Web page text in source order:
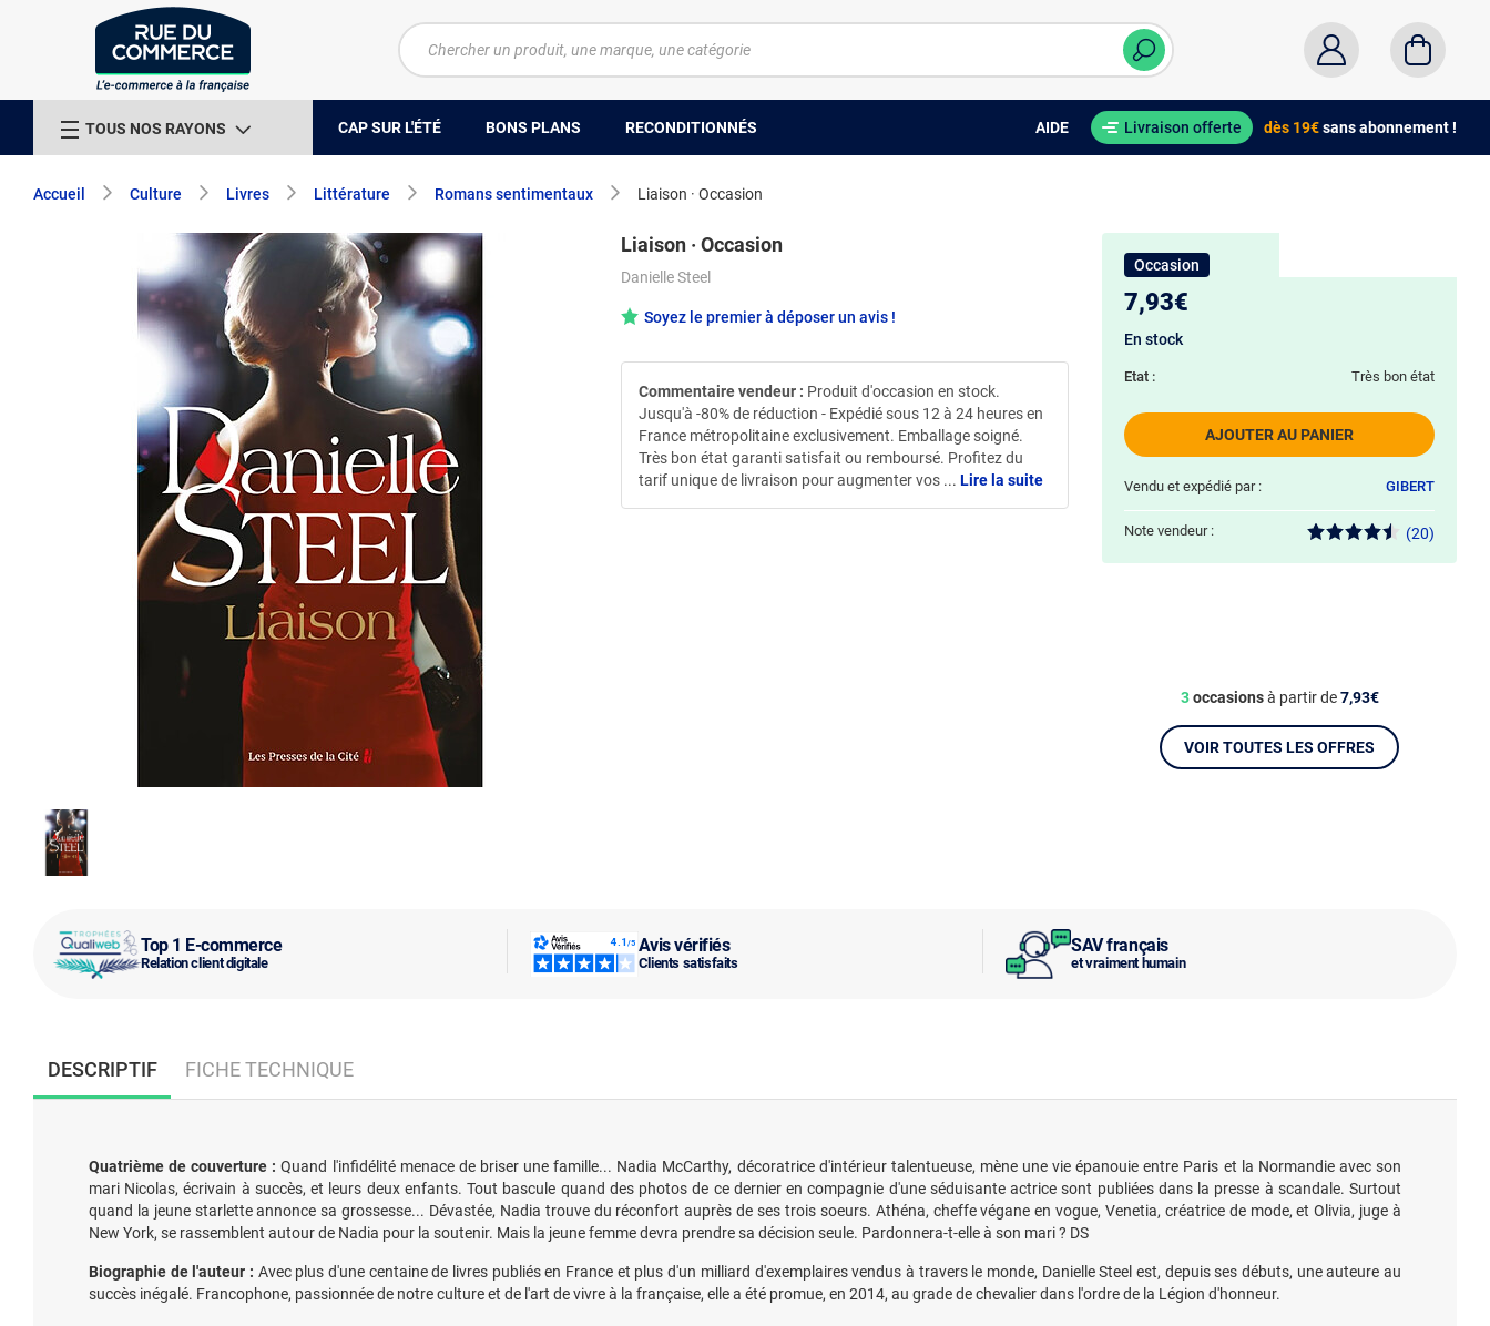
TOUS NOS RAYONS CAP SUR L'ÉTÉ BONS PLANS RECONDITIONNÉS AIDE Livraison offerte dès 19€sans abonnement !
Accueil Culture Livres Littérature Romans sentimentaux Liaison · Occasion
Top 1 E-commerce
Relation client digitale
Avis vérifiés
Clients satisfaits
SAV français
et vraiment humain
Liaison · Occasion
Danielle Steel
Soyez le premier à déposer un avis !
Commentaire vendeur : Produit d'occasion en stock.
Jusqu'à -80% de réduction - Expédié sous 12 à 24 heures en
France métropolitaine exclusivement. Emballage soigné.
Très bon état garanti satisfait ou remboursé. Profitez du
tarif unique de livraison pour augmenter vos ... Lire la suite
Occasion
7,93€
AJOUTER AU PANIER
En stock
Etat : Très bon état
Vendu et expédié par : GIBERT
Note vendeur : (20)
3occasionsà partir de7,93€
VOIR TOUTES LES OFFRES
DESCRIPTIF FICHE TECHNIQUE
Quatrième de couverture :Quand l'infidélité menace de briser une famille... Nadia McCarthy, décoratrice d'intérieur talentueuse, mène une vie épanouie entre Paris et la Normandie avec son
mari Nicolas, écrivain à succès, et leurs deux enfants. Tout bascule quand des photos de ce dernier en compagnie d'une séduisante actrice sont publiées dans la presse à scandale. Surtout
quand la jeune starlette annonce sa grossesse... Dévastée, Nadia trouve du réconfort auprès de ses trois soeurs. Athéna, cheffe végane en vogue, Venetia, créatrice de mode, et Olivia, juge à
New York, se rassemblent autour de Nadia pour la soutenir. Mais la jeune femme devra prendre sa décision seule. Pardonnera-t-elle à son mari ? DS
Biographie de l'auteur : Avec plus d'une centaine de livres publiés en France et plus d'un milliard d'exemplaires vendus à travers le monde, Danielle Steel est, depuis ses débuts, une auteure au
succès inégalé. Francophone, passionnée de notre culture et de l'art de vivre à la française, elle a été promue, en 2014, au grade de chevalier dans l'ordre de la Légion d'honneur.